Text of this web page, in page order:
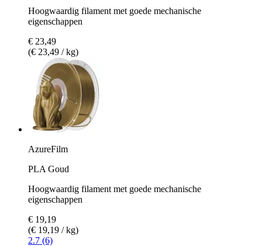
Hoogwaardig filament met goede mechanische
eigenschappen
€ 23,49
(€ 23,49 / kg)
AzureFilm
PLA Goud
Hoogwaardig filament met goede mechanische
eigenschappen
€ 19,19
(€ 19,19 / kg)
2.7 (6)